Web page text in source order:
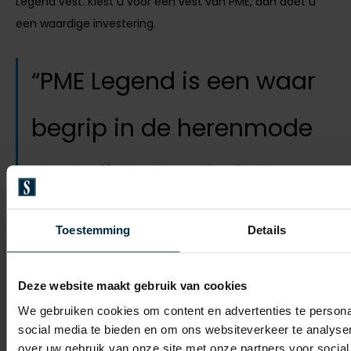
Toestemming Details
Deze website maakt gebruik van cookies
We gebruiken cookies om content en advertenties te
social media te bieden en om ons websiteverkeer te
over uw gebruik van onze site met onze partners voor
een waardige investering.
PME Legend is een waar
begrip in de herenmode
dankzij de kwaliteit, het
vakmanschap en de
Dé musthave voor de